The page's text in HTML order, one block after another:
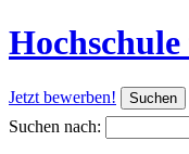
Jetzt bewerben! Suchen
Suchen nach: